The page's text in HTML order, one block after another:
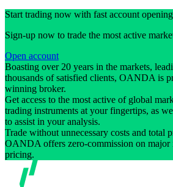
Start trading now with fast account
Sign-up now to trade the most active
Open account
Boasting over 20 years in the markets,
thousands of satisfied clients, OANDA is
winning broker.
Get access to the most active of global
trading instruments at your fingertips, as
to assist in your analysis.
Trade without unnecessary costs and total
OANDA offers zero-commission on major
pricing.